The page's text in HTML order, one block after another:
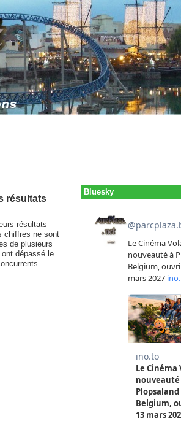
résultats
résultats
chiffres ne sont
de plusieurs
dépassé le
Bluesky